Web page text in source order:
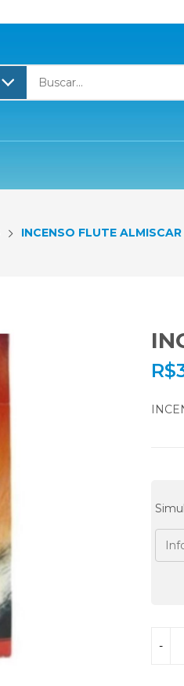
INCENSO FLUTE
R$